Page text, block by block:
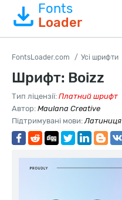
Fonts
Loader
FontsLoader.com Усі шрифти
Шрифт: Boizz
Тип ліцензії: Платний шрифт
Автор: Maulana Creative
Підтримувані мови:Латиниця